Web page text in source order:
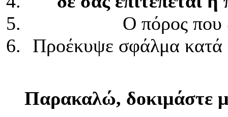
Ο πόρος που
Προέκυψε σφάλμα κατά
Παρακαλώ, δοκιμάστε